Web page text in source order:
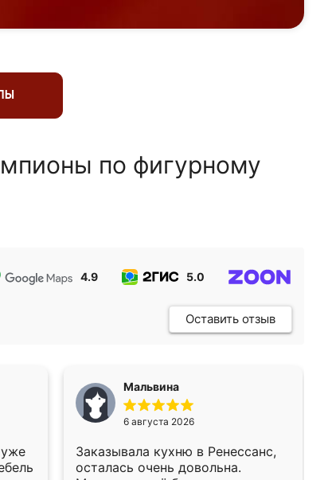
по фигурному
4.9 5.0
Оставить отзыв
Мальвина
6 августа 2026
Заказывала кухню в Ренессанс,
осталась очень довольна.